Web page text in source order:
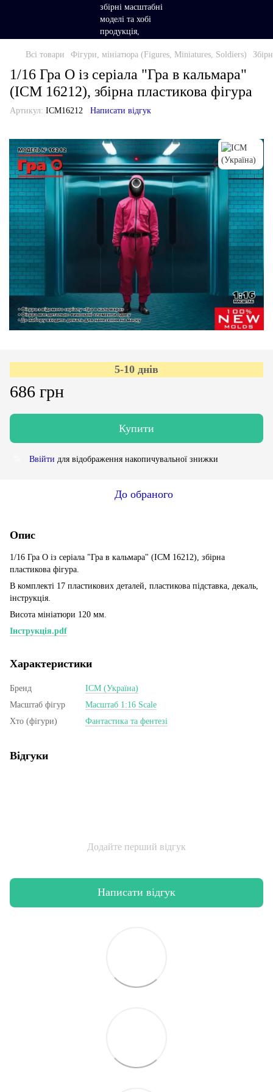
Всі товари Фігури, мініатюра (Figures, Miniatures, Soldiers)
1/16 Гра О із серіала "Гра в кальмара"
(ICM 16212), збірна пластикова фігура
Артикул: ICM16212 Написати відгук
5-10 днів
686 грн
Купити
Ввійти для відображення накопичувальної знижки
До обраного
Опис
1/16 Гра О із серіала "Гра в кальмара" (ICM 16212), збірна
пластикова фігура.
В комплекті 17 пластикових деталей, пластикова підставка, декаль,
інструкція.
Висота мініатюри 120 мм.
Інструкція.pdf
Характеристики
Бренд
ICM (Україна)
Масштаб фігур
Масштаб 1:16 Scale
Хто (фігури)
Фантастика та фентезі
Відгуки
Додайте перший відгук
Написати відгук